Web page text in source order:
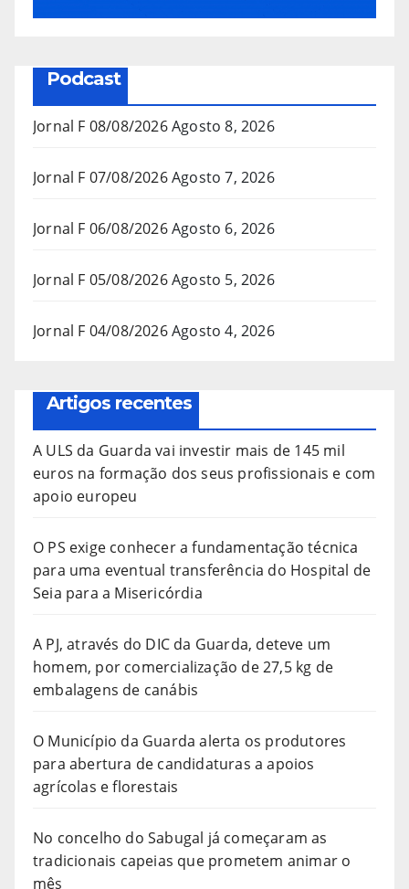
Podcast
Jornal F 08/08/2026Agosto 8, 2026
Jornal F 07/08/2026Agosto 7, 2026
Jornal F 06/08/2026Agosto 6, 2026
Jornal F 05/08/2026Agosto 5, 2026
Jornal F 04/08/2026Agosto 4, 2026
Artigos recentes
A ULS da Guarda vai investir mais de 145 mil
euros na formação dos seus profissionais e com
apoio europeu
O PS exige conhecer a fundamentação técnica
para uma eventual transferência do Hospital de
Seia para a Misericórdia
A PJ, através do DIC da Guarda, deteve um
homem, por comercialização de 27,5 kg de
embalagens de canábis
O Município da Guarda alerta os produtores
para abertura de candidaturas a apoios
agrícolas e florestais
No concelho do Sabugal já começaram as
tradicionais capeias que prometem animar o
mês